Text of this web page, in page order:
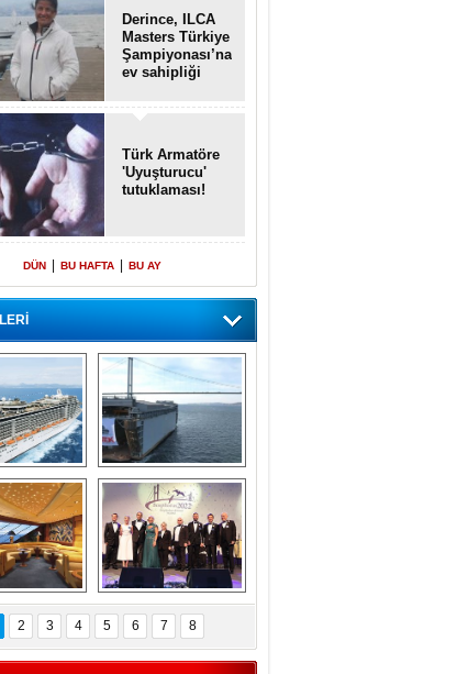
Derince, ILCA
Masters Türkiye
Şampiyonası’na
ev sahipliği
Türk Armatöre
'Uyuşturucu'
tutuklaması!
DÜN BU HAFTA BU AY
gemi”
ile MSC
Dünyada tek!
Denizaltı yüzer
havuzu intikal
seyrine başladı
55 milyon
turizm geliri
5. Bosphorus Ship
Brokers Dinner,
İstanbul’da yapıldı
2 3 4 5 6 7 8